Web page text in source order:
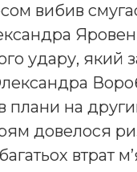
вибив
удару, який
плани на
довелося
втрат